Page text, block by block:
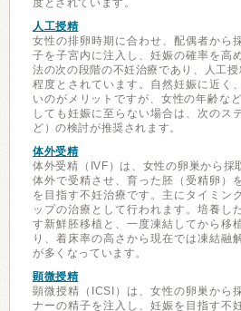
度とされています。
人工授精
女性の排卵時期に合わせ、配偶者から
子を子宮内に注入し、妊娠の確率を高
法の次の段階の不妊治療であり、人工
程度とされています。自然妊娠に近く
いのがメリットですが、女性の年齢な
しても妊娠に至らない場合は、次のス
ど）の検討が推奨されます。
体外受精
体外受精（IVF）は、女性の卵巣から採
体外で受精させ、育った胚（受精卵）
を目指す不妊治療です。主にタイミン
ップの治療として行われます。培養し
す新鮮胚移植と、一度凍結してから移
り、着床率の高さから現在では凍結融
が多くなっています。
顕微授精
顕微授精（ICSI）は、女性の卵巣から
ナーの精子を注入し、妊娠を目指す不